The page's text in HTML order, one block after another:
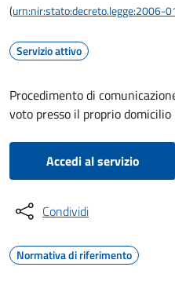
(urn:nir:stato:decreto.legge:2006-
Servizio attivo
Procedimento di
voto presso il proprio domicilio
Accedi al servizio
Condividi
Normativa di riferimento